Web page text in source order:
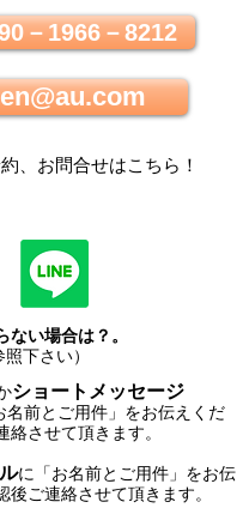
－1966－8212
、お問合せはこちら ！
ない場合は？。
下さい）
ショートメッセージ
名前とご用件 」 をお伝えくだ
絡させて頂きます。
に 「お名前とご用件 」 をお伝
後ご連絡させて頂きます。